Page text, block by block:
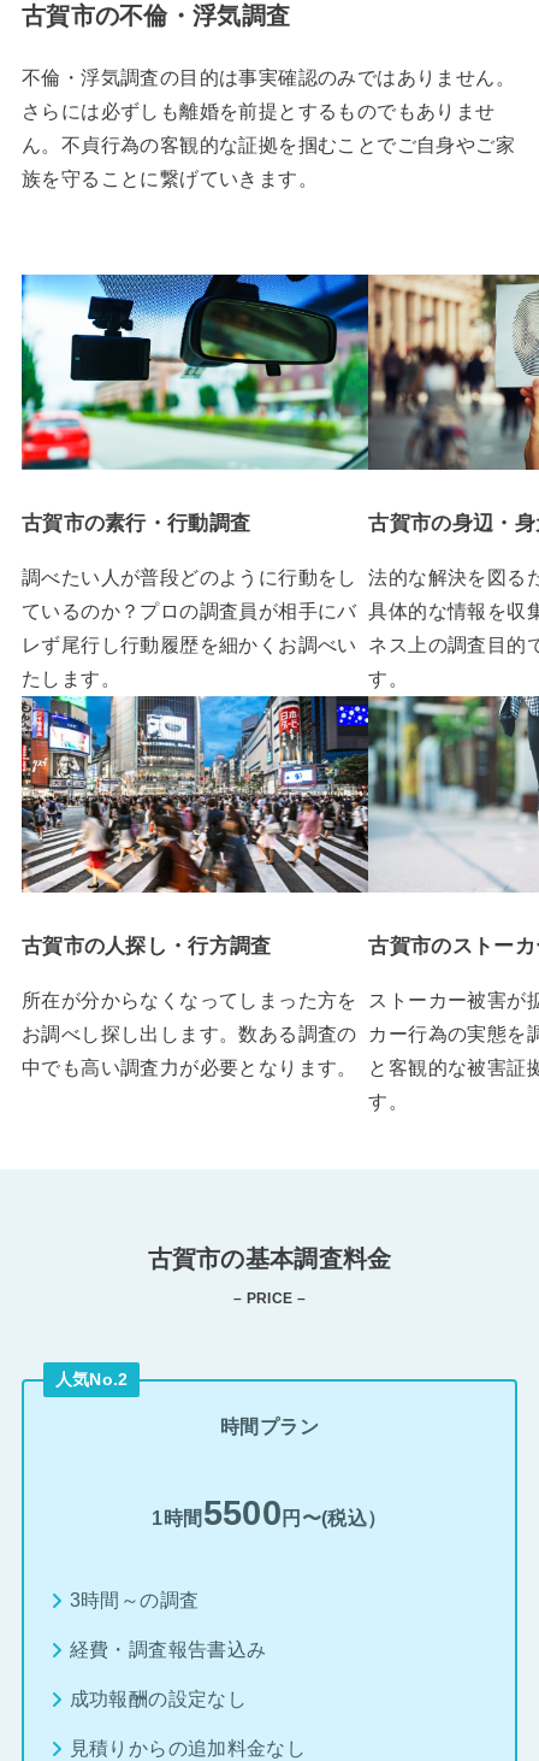
古賀市の不倫・浮気調査
不倫・浮気調査の目的は事実確認のみではありません。
さらには必ずしも離婚を前提とするものでもありませ
ん。不貞行為の客観的な証拠を掴むことでご自身やご家
族を守ることに繋げていきます。
古賀市の素行・行動調査
調べたい人が普段どのように行動をし
ているのか？プロの調査員が相手にバ
レず尾行し行動履歴を細かくお調べい
たします。
古賀市の身辺・
法的な解決を図る
具体的な情報を収
ネス上の調査目的
す。
古賀市の人探し・行方調査
所在が分からなくなってしまった方を
お調べし探し出します。数ある調査の
中でも高い調査力が必要となります。
古賀市のストー
ストーカー被害が
カー行為の実態を
と客観的な被害証
す。
古賀市の基本調査料金
– PRICE –
人気No.2
時間プラン
1時間 5500 円〜(税込）
3時間～の調査
経費・調査報告書込み
成功報酬の設定なし
見積りからの追加料金なし